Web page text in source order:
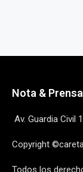
Nota &
Av. Guardia Civil
Copyright
Todos los